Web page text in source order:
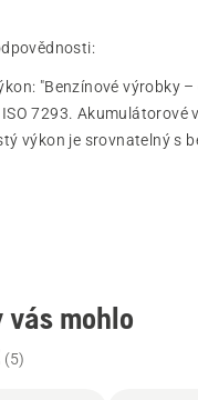
: "Benzínové výrobky
7293. Akumulátorové
výkon je srovnatelný s
vás mohlo
(5)